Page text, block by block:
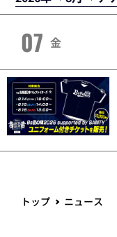
07 金
トップ ニュース